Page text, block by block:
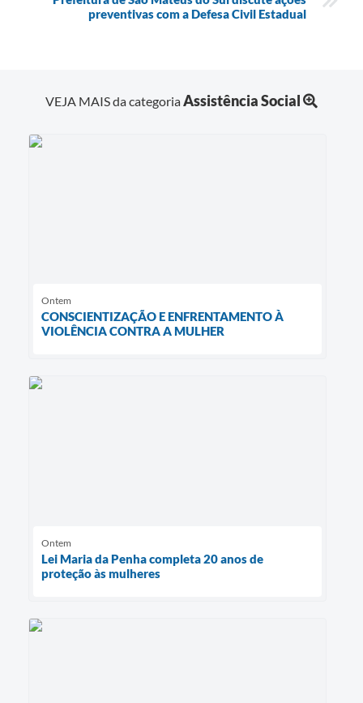
preventivas com a Defesa Civil Estadual
VEJA MAIS da categoriaAssistência Social
Ontem
CONSCIENTIZAÇÃO E ENFRENTAMENTO À
VIOLÊNCIA CONTRA A MULHER
Ontem
Lei Maria da Penha completa 20 anos de
proteção às mulheres